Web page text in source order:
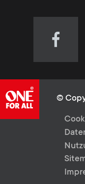
Visit
new
tab)
©
L
e
g